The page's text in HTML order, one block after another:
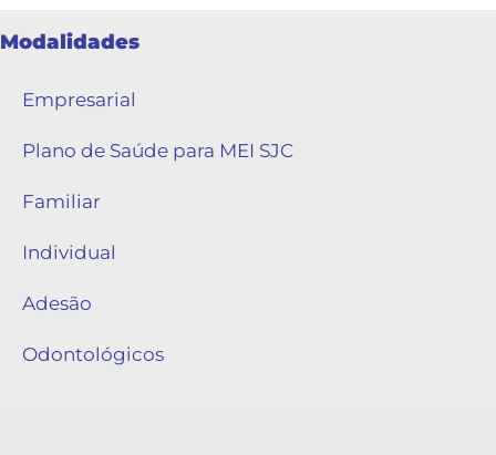
Modalidades
Empresarial
Plano de Saúde para MEI SJC
Familiar
Individual
Adesão
Odontológicos